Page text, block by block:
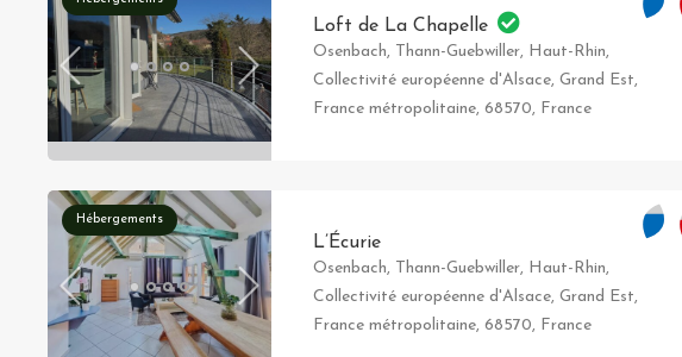
Loft de La Chapelle
Osenbach, Thann-Guebwiller, Haut-Rhin,
Collectivité européenne d'Alsace, Grand Est,
France métropolitaine, 68570, France
Hébergements
L’Écurie
Osenbach, Thann-Guebwiller, Haut-Rhin,
Collectivité européenne d'Alsace, Grand Est,
France métropolitaine, 68570, France